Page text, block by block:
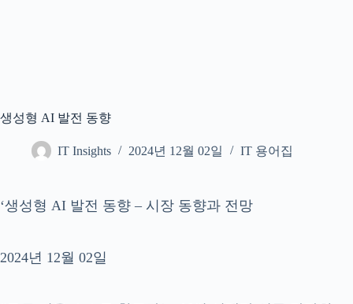
생성형 AI 발전 동향
IT Insights 2024년 12월 02일 IT 용어집
‘생성형 AI 발전 동향 – 시장 동향과 전망
2024년 12월 02일